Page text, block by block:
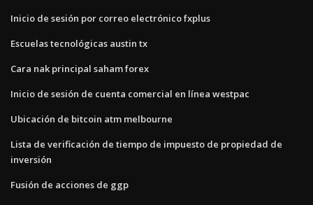
Inicio de sesión por correo electrónico fxplus
Escuelas tecnológicas austin tx
Cara nak principal saham forex
Inicio de sesión de cuenta comercial en línea westpac
Ubicación de bitcoin atm melbourne
Lista de verificación de tiempo de impuesto de propiedad de
inversión
Fusión de acciones de ggp